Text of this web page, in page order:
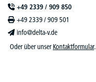
+49 2339 / 909 850
+49 2339 / 909 501
info@delta-v.de
Oder über unser Kontaktformular.